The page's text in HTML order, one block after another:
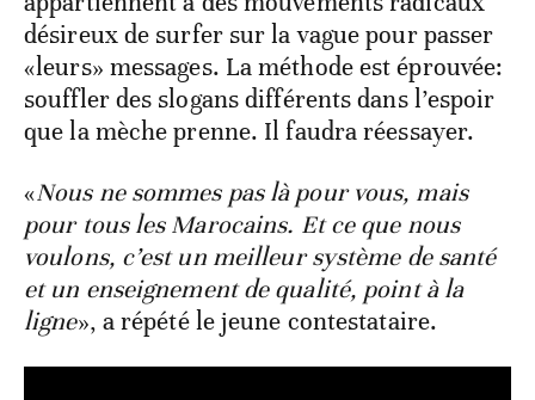
désireux de surfer sur la vague pour passer
«leurs» messages. La méthode est éprouvée:
souffler des slogans différents dans l’espoir
que la mèche prenne. Il faudra réessayer.
«Nous ne sommes pas là pour vous, mais
pour tous les Marocains. Et ce que nous
voulons, c’est un meilleur système de santé
et un enseignement de qualité, point à la
ligne», a répété le jeune contestataire.